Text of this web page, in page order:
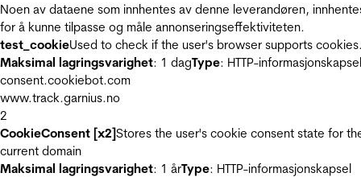
Noen av dataene som innhentes av denne leverandøren,
for å kunne tilpasse og måle annonseringseffektiviteten.
test_cookieUsed to check if the user's browser supports
Maksimal lagringsvarighet: 1 dagType: HTTP-informasjonskapsel
consent.cookiebot.com
www.track.garnius.no
2
CookieConsent [x2]Stores the user's cookie consent state for
current domain
Maksimal lagringsvarighet: 1 årType: HTTP-informasjonskapsel